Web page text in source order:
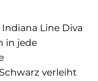
Line Diva
in jede
verleiht